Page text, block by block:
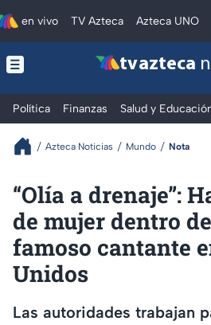
en vivo TV Azteca Azteca UNO
tv azteca
Política Finanzas Salud y
Azteca Noticias Mundo Nota
“Olía a drenaje”:
de mujer dentro
famoso cantante
Unidos
Las autoridades trabajan